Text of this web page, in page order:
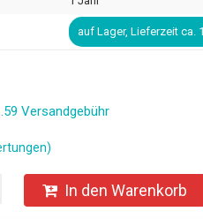
auf Lager, Lieferzeit ca.
Versandgebühr
In den Warenkorb